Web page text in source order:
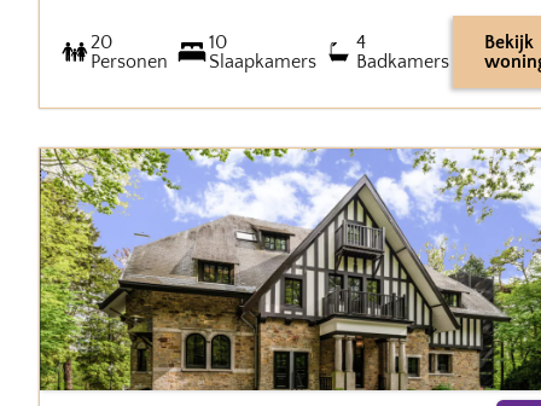
20
Personen
10
Slaapkamers
4
Badkamers
Bekijk